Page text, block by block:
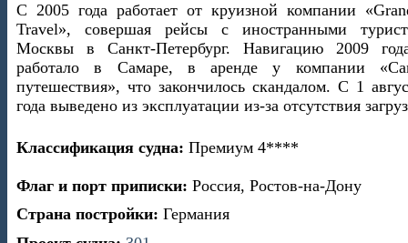
С 2005 года работает от круизной компании
Travel», совершая рейсы с иностранными
Москвы в Санкт-Петербург. Навигацию 2009
работало в Самаре, в аренде у компании
путешествия», что закончилось скандалом. С 1
года выведено из эксплуатации из-за отсутствия
Классификация судна: Премиум 4****
Флаг и порт приписки: Россия, Ростов-на-Дону
Страна постройки: Германия